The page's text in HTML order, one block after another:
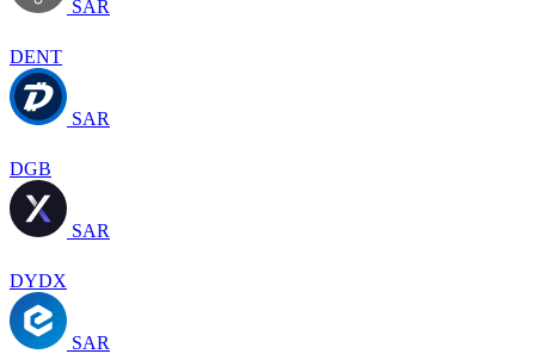
SAR
DENT
SAR
DGB
SAR
DYDX
SAR